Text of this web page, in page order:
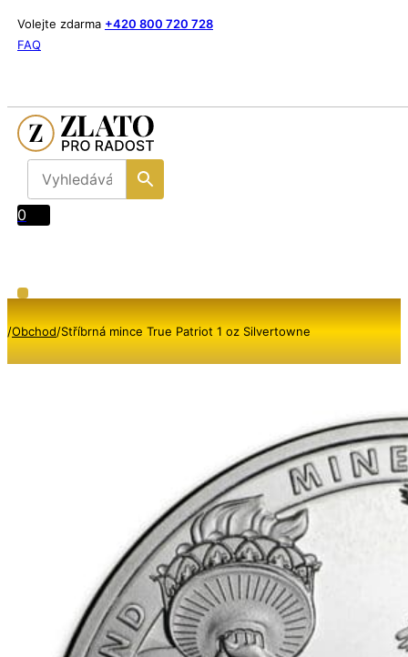
Volejte zdarma +420 800 720 728
FAQ
0
/Obchod/Stříbrná mince True Patriot 1 oz Silvertowne